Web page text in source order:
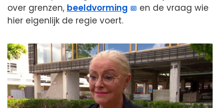
over grenzen, beeldvorming
en de vraag wie
hier eigenlijk de regie voert.